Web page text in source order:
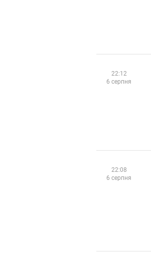
22:12
6 серпня
22:08
6 серпня